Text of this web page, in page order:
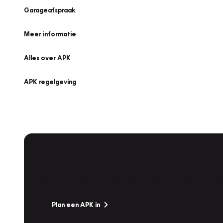
Garageafspraak
Meer informatie
Alles over APK
APK regelgeving
Plan een APK in